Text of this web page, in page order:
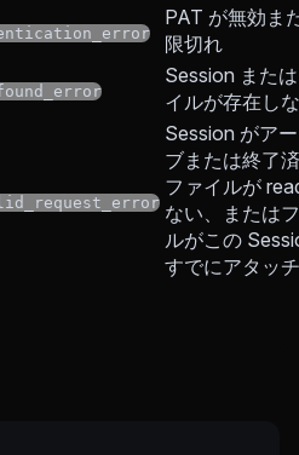
PAT が無効ま
限切れ
Session また
イルが存在し
Session がア
ブまたは終了
ファイルが
ない、または
ルがこの
すでにアタッ